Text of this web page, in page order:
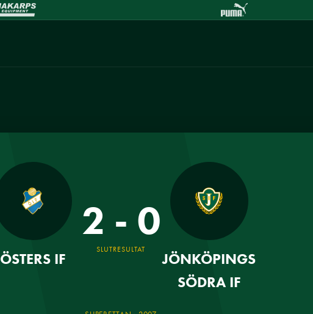
ÖSTERS IF
2 - 0
SLUTRESULTAT
JÖNKÖPINGS
SÖDRA IF